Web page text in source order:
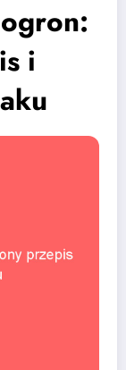
i